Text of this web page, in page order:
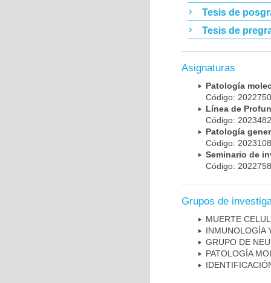
Tesis de
Tesis de
Asignaturas
Patología
Código:
Línea de
Código:
Patología
Código:
Seminario de
Código:
Grupos de
MUERTE
INMUNOLOGÍA
GRUPO DE
PATOLOGÍA